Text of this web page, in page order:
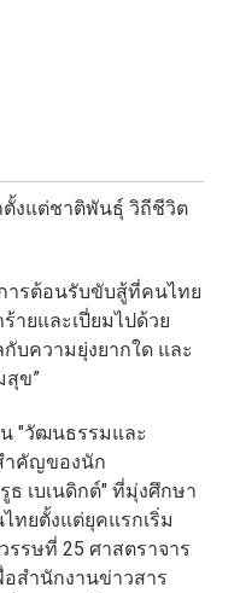
ตั้งแต่ชาติพันธุ์ วิถีชีวิต
ารต้อนรับขับสู้ที่คนไทย
ายและเปี่ยมไปด้วย
บความยุ่งยากใด และ
สุข”
"วัฒนธรรมและ
ำคัญของนัก
ธ เบเนดิกต์" ที่มุ่งศึกษา
ยตั้งแต่ยุคแรกเริ่ม
รรษที่ 25 ศาสตราจาร
อสำนักงานข่าวสาร